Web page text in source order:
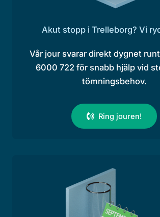
Akut stopp i Trelleborg? Vi
Vår jour svarar direkt dygnet
6000 722 för snabb hjälp vid
tömningsbehov.
Ring jouren!